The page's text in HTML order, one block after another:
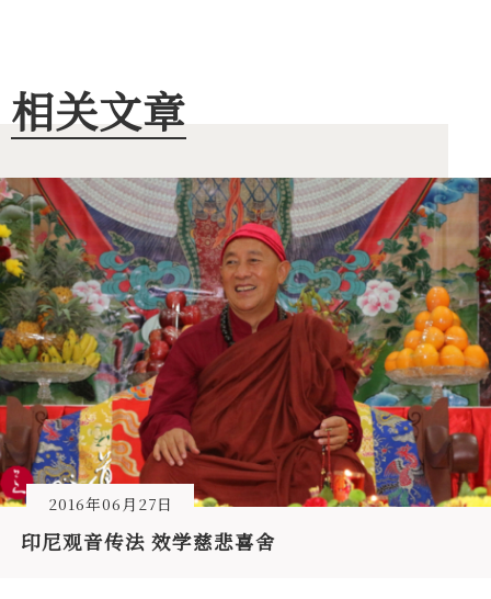
相关文章
2016年06月27日
印尼观音传法 效学慈悲喜舍